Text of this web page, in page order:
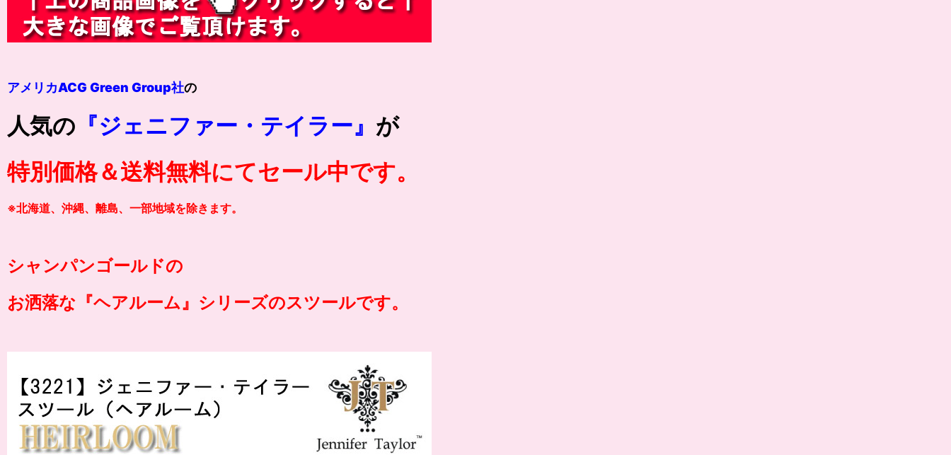
アメリカACG Green Group社の
人気の 『ジェニファー・テイラー』 が
特別価格＆送料無料にてセール中です。
※北海道、沖縄、離島、一部地域を除きます。
シャンパンゴールドの
お洒落な『ヘアルーム』シリーズのスツールです。